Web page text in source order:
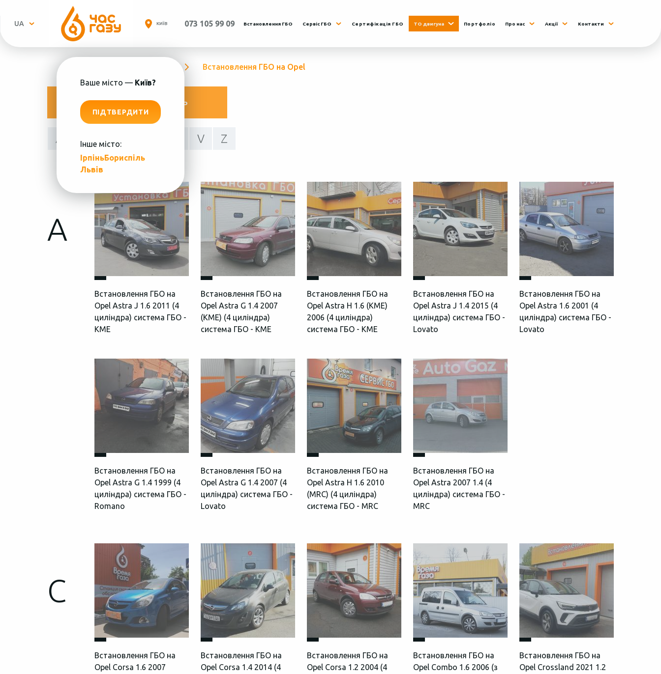
UA КИЇВ
Ваше місто — Київ?
ПІДТВЕРДИТИ
Інше місто:
ІрпіньБориспіль
Львів
073 105 99 09 Встановлення ГБО Сервіс ГБО Сертифікація ГБО ТО двигуна Портфоліо Про нас Акції Контакти
Встановлення ГБО на Opel
РОЗРАХУВАТИ ВАРТІСТЬ
A C I V Z
A
Встановлення ГБО на
Opel Astra J 1.6 2011 (4
циліндра) система ГБО -
KME
Встановлення ГБО на
Opel Astra G 1.4 2007
(КМЕ) (4 циліндра)
система ГБО - KME
Встановлення ГБО на
Opel Astra H 1.6 (КМЕ)
2006 (4 циліндра)
система ГБО - KME
Встановлення ГБО на
Opel Astra J 1.4 2015 (4
циліндра) система ГБО -
Lovato
Встановлення ГБО на
Opel Astra 1.6 2001 (4
циліндра) система ГБО -
Lovato
Встановлення ГБО на
Opel Astra G 1.4 1999 (4
циліндра) система ГБО -
Romano
Встановлення ГБО на
Opel Astra G 1.4 2007 (4
циліндра) система ГБО -
Lovato
Встановлення ГБО на
Opel Astra H 1.6 2010
(MRC) (4 циліндра)
система ГБО - MRC
Встановлення ГБО на
Opel Astra 2007 1.4 (4
циліндра) система ГБО -
MRC
C
Встановлення ГБО на
Opel Corsa 1.6 2007
Встановлення ГБО на
Opel Corsa 1.4 2014 (4
Встановлення ГБО на
Opel Corsa 1.2 2004 (4
Встановлення ГБО на
Opel Combo 1.6 2006 (з
Встановлення ГБО на
Opel Crossland 2021 1.2